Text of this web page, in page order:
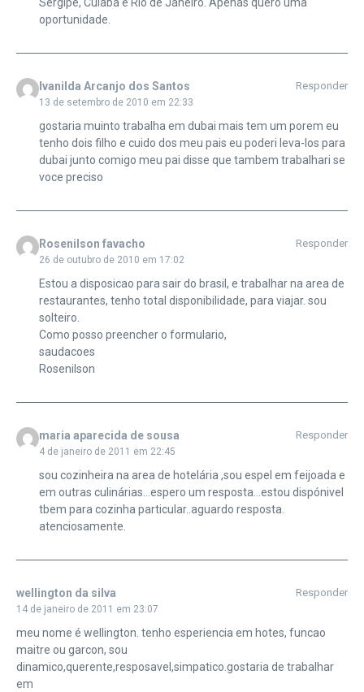
Sergipe, Cuiaba e Rio de Janeiro. Apenas quero uma
oportunidade.
Ivanilda Arcanjo dos Santos
13 de setembro de 2010 em 22:33
Responder
gostaria muinto trabalha em dubai mais tem um porem eu
tenho dois filho e cuido dos meu pais eu poderi leva-los para
dubai junto comigo meu pai disse que tambem trabalhari se
voce preciso
Rosenilson favacho
26 de outubro de 2010 em 17:02
Responder
Estou a disposicao para sair do brasil, e trabalhar na area de
restaurantes, tenho total disponibilidade, para viajar. sou
solteiro.
Como posso preencher o formulario,
saudacoes
Rosenilson
maria aparecida de sousa
4 de janeiro de 2011 em 22:45
Responder
sou cozinheira na area de hotelária ,sou espel em feijoada e
em outras culinárias…espero um resposta…estou dispónivel
tbem para cozinha particular..aguardo resposta.
atenciosamente.
wellington da silva
14 de janeiro de 2011 em 23:07
Responder
meu nome é wellington. tenho esperiencia em hotes, funcao
maitre ou garcon, sou
dinamico,querente,resposavel,simpatico.gostaria de trabalhar
em